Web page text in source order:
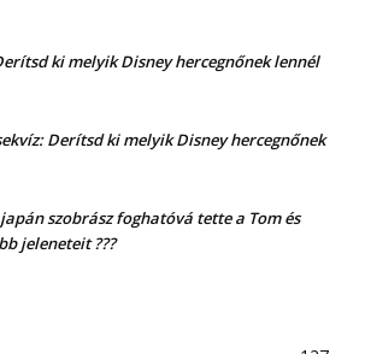
ki melyik Disney hercegnőnek lennél
Derítsd ki melyik Disney hercegnőnek
japán szobrász foghatóvá tette a Tom és
jeleneteit ???